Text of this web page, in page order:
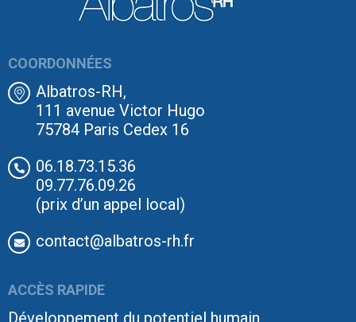
COORDONNÉES
Albatros-RH,
111 avenue Victor Hugo
75784 Paris Cedex 16
06.18.73.15.36
09.77.76.09.26
(prix d’un appel local)
contact@albatros-rh.fr
ACCÈS RAPIDE